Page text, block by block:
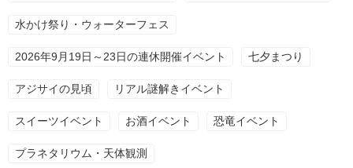
水かけ祭り・ウォーターフェス
2026年9月19日～23日の連休開催イベント 七夕まつり
アジサイの見頃 リアル謎解きイベント
スイーツイベント お酒イベント 恐竜イベント
プラネタリウム・天体観測